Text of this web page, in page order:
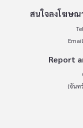
สนใจลงโฆษณ
Report
(จันท